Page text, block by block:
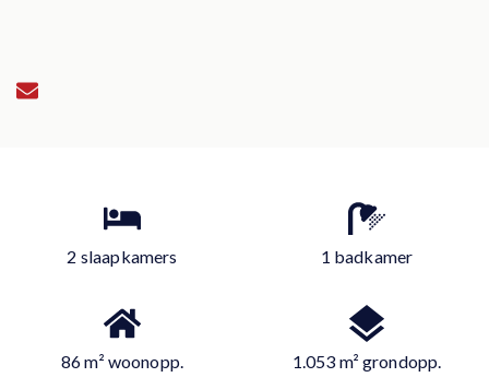
2 slaapkamers 1 badkamer
86 m² woonopp. 1.053 m² grondopp.